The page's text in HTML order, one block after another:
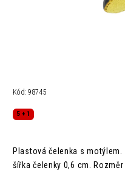
Kód: 98745
5 + 1
Plastová čelenka s
šířka čelenky 0,6 cm.